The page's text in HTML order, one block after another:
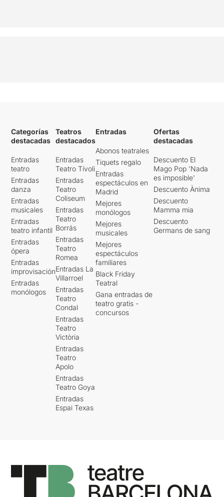
Categorías
destacadas
Entradas
teatro
Entradas
danza
Entradas
musicales
Entradas
teatro infantil
Entradas
ópera
Entradas
improvisación
Entradas
monólogos
Teatros
destacados
Entradas
Teatro Tívoli
Entradas
Teatro
Coliseum
Entradas
Teatro
Borrás
Entradas
Teatro
Romea
Entradas La
Villarroel
Entradas
Teatro
Condal
Entradas
Teatro
Victòria
Entradas
Teatro
Apolo
Entradas
Teatro Goya
Entradas
Espai Texas
Entradas
Abonos teatrales
Tiquets regalo
Entradas
espectáculos en
Madrid
Mejores
monólogos
Mejores
musicales
Mejores
espectáculos
familiares
Black Friday
Teatral
Gana entradas de
teatro gratis -
concursos
Ofertas
destacadas
Descuento El
Mago Pop 'Nada
es imposible'
Descuento Ànima
Descuento
Mamma mia
Descuento
Germans de sang